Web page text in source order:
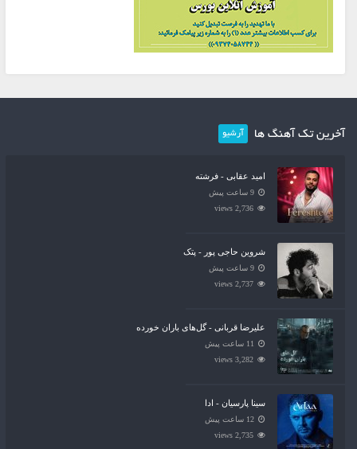
آخرین تک آهنگ ها آرشیو
امید عقابی - فرشته
9 ساعت پیش
2,736 views
شروین حاجی پور - پتک
9 ساعت پیش
2,737 views
علیرضا قربانی - گل‌های باران خورده
11 ساعت پیش
3,282 views
سینا پارسیان - ادا
12 ساعت پیش
2,735 views